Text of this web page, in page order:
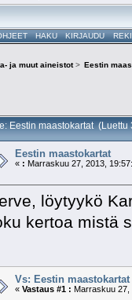
HAKU KIRJAUDU
ja muut aineistot> Eestin
Eestin maastokartat (Luettu
Eestin maastokartat
« : Marraskuu 27, 2013,
löytyykö
kertoa mistä
Vs: Eestin maastokartat
«Vastaus #1 : Marraskuu 27,